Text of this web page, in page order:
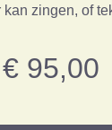
kan zingen, of
€ 95,00